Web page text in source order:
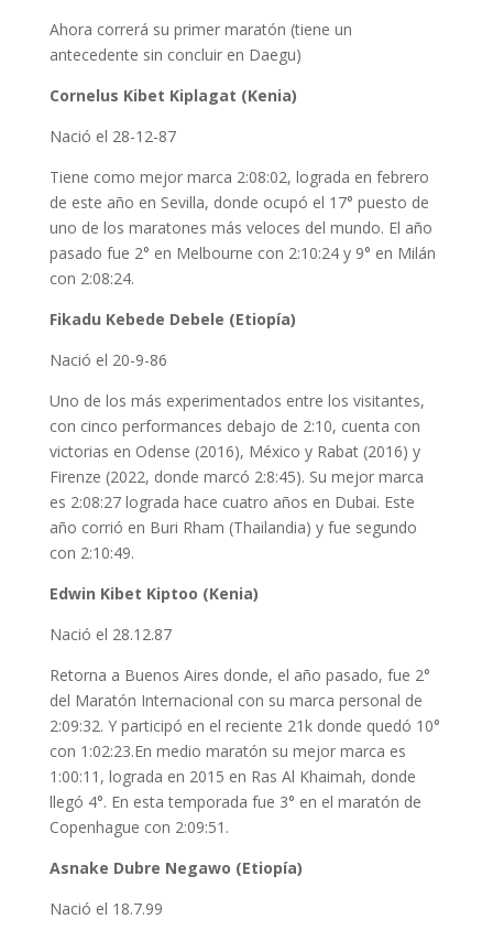
Ahora correrá su primer maratón (tiene un
antecedente sin concluir en Daegu)
Cornelus Kibet Kiplagat (Kenia)
Nació el 28-12-87
Tiene como mejor marca 2:08:02, lograda en febrero
de este año en Sevilla, donde ocupó el 17° puesto de
uno de los maratones más veloces del mundo. El año
pasado fue 2° en Melbourne con 2:10:24 y 9° en Milán
con 2:08:24.
Fikadu Kebede Debele (Etiopía)
Nació el 20-9-86
Uno de los más experimentados entre los visitantes,
con cinco performances debajo de 2:10, cuenta con
victorias en Odense (2016), México y Rabat (2016) y
Firenze (2022, donde marcó 2:8:45). Su mejor marca
es 2:08:27 lograda hace cuatro años en Dubai. Este
año corrió en Buri Rham (Thailandia) y fue segundo
con 2:10:49.
Edwin Kibet Kiptoo (Kenia)
Nació el 28.12.87
Retorna a Buenos Aires donde, el año pasado, fue 2°
del Maratón Internacional con su marca personal de
2:09:32. Y participó en el reciente 21k donde quedó 10°
con 1:02:23.En medio maratón su mejor marca es
1:00:11, lograda en 2015 en Ras Al Khaimah, donde
llegó 4°. En esta temporada fue 3° en el maratón de
Copenhague con 2:09:51.
Asnake Dubre Negawo (Etiopía)
Nació el 18.7.99